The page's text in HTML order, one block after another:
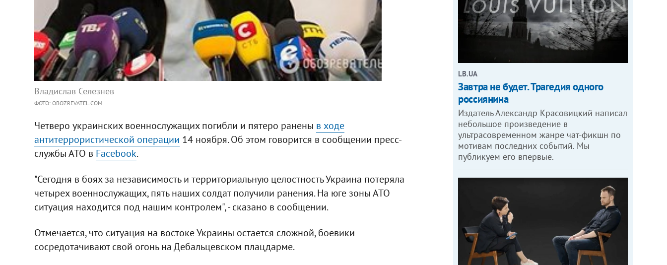
Владислав Селезнев
ФОТО: OBOZREVATEL.COM
Четверо украинских военнослужащих погибли и пятеро ранены в ходе
антитеррористической операции 14 ноября. Об этом говорится в сообщении пресс-
службы АТО в Facebook.
"Сегодня в боях за независимость и территориальную целостность Украина потеряла
четырех военнослужащих, пять наших солдат получили ранения. На юге зоны АТО
ситуация находится под нашим контролем", - сказано в сообщении.
Отмечается, что ситуация на востоке Украины остается сложной, боевики
сосредотачивают свой огонь на Дебальцевском плацдарме.
LB.UA
Завтра не будет. Трагедия одного
россиянина
Издатель Александр Красовицкий написал
небольшое произведение в
ультрасовременном жанре чат-фикшн по
мотивам последних событий. Мы
публикуем его впервые.